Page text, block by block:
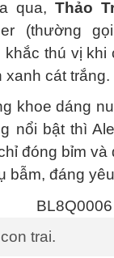
qua, Thảo
(thường
thú vị khi
xanh cát trắng.
khoe dáng
nổi bật thì
đóng bỉm và
bẫm, đáng
trai.